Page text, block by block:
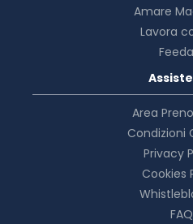
Amare
Lavora
Area
Condizioni
Privacy
Cookies
FAQ